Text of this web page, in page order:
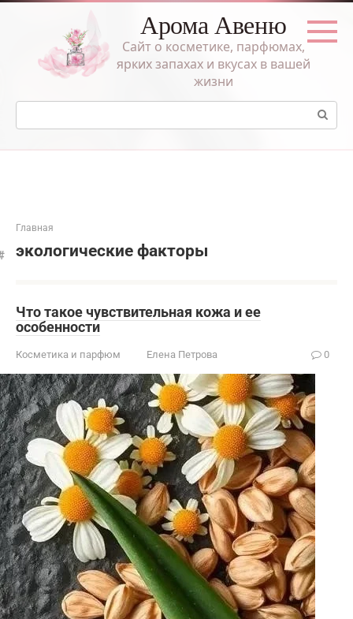
Перейти
Арома Авеню
Сайт о косметике, парфюмах,
ярких запахах и вкусах в вашей
жизни
Поиск:
Главная
экологические факторы
Что такое чувствительная кожа и ее
особенности
Косметика и парфюм Елена Петрова 0